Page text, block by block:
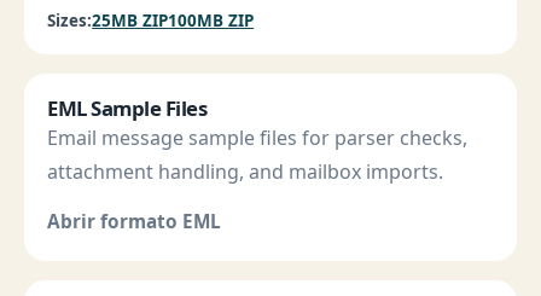
Sizes:25MB ZIP100MB ZIP
EML Sample Files
Email message sample files for parser checks,
attachment handling, and mailbox imports.
Abrir formato EML